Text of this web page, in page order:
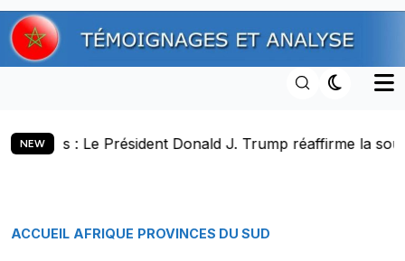
Skip
to
content
NEW
Donald J. Trump réaffirme la souveraineté du Maroc
ACCUEIL AFRIQUE PROVINCES DU SUD